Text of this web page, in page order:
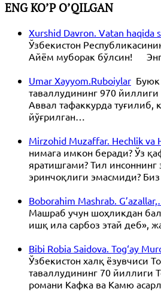
ENG KO’P O’QILGAN
Xurshid Davron. Vatan haqida
Ўзбекистон
Айём муборак бўлсин! Энг
Umar Xayyom.Ruboiylar
таваллудининг 970
Аввал тафаккурда туғилиб,
йўғрилган…
Mirzohid Muzaffar. Hechlik va
нимага имкон беради? Ўз
яратишгами? Тил инсоннинг
эринчоқлиги эмасмиди?
Boborahim Mashrab. G’azallar,…
Машраб учун шоҳликдан
ишқ ила сарбоз этай деб»,
Bibi Robia Saidova. Tog‘ay
Ўзбекистон халқ ёзувчиси
таваллудининг 70 йиллиги
романи Кафка ва Камю